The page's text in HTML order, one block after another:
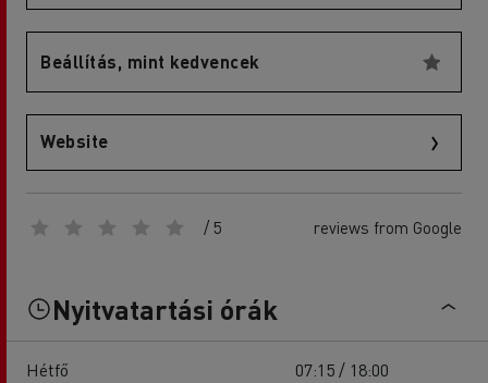
Beállítás, mint kedvencek
Website
/ 5 reviews from Google
Nyitvatartási órák
Hétfő
07:15 / 18:00